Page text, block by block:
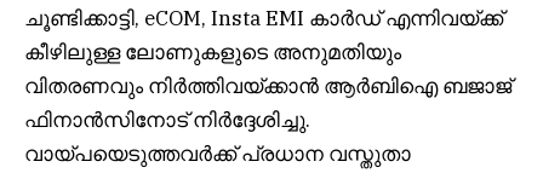
ചൂണ്ടിക്കാട്ടി, eCOM, Insta EMI കാർഡ് എന്നിവയ്ക്ക്
കീഴിലുള്ള ലോണുകളുടെ അനുമതിയും
വിതരണവും നിർത്തിവയ്ക്കാൻ ആർബിഐ ബജാജ്
ഫിനാൻസിനോട് നിർദ്ദേശിച്ചു.
വായ്പയെടുത്തവർക്ക് പ്രധാന വസ്തുതാ